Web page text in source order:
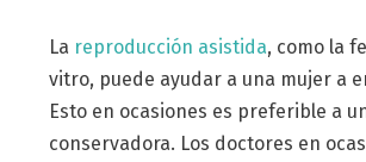
La reproducción asistida, como la
vitro, puede ayudar a una mujer a
Esto en ocasiones es preferible a
conservadora. Los doctores en